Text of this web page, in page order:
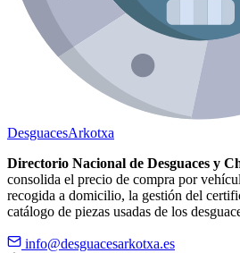
DesguacesArkotxa
Directorio Nacional de Desguaces y
consolida el precio de compra por
recogida a domicilio, la gestión del
catálogo de piezas usadas de los
info@desguacesarkotxa.es